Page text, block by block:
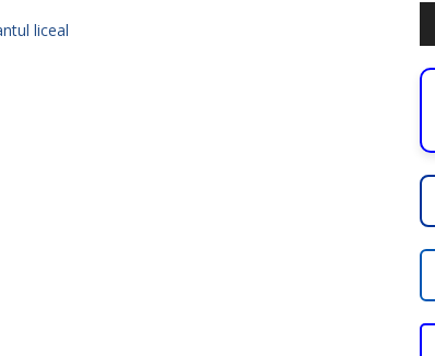
liceal